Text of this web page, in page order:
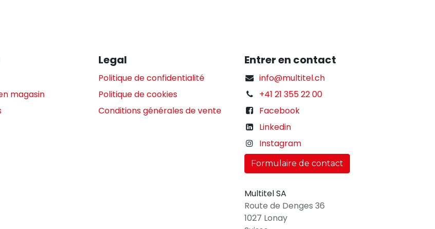
magasin
Legal
Politique de confidentialité
Politique de cookies
Conditions générales de vente
Entrer en contact
info@multitel.ch
+41 21 355 22 00
Facebook
Linkedin
Instagram
Formulaire de contact
Multitel SA
Route de Denges 36
1027 Lonay